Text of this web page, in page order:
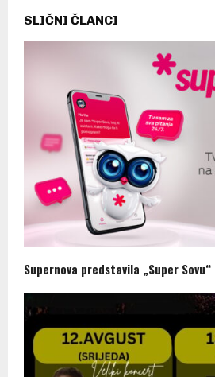
SLIČNI ČLANCI
Supernova predstavila „Super